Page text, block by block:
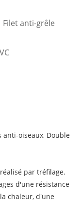
Filet anti-grêle
oiseaux, Double
par tréfilage.
d'une résistance
chaleur, d'une